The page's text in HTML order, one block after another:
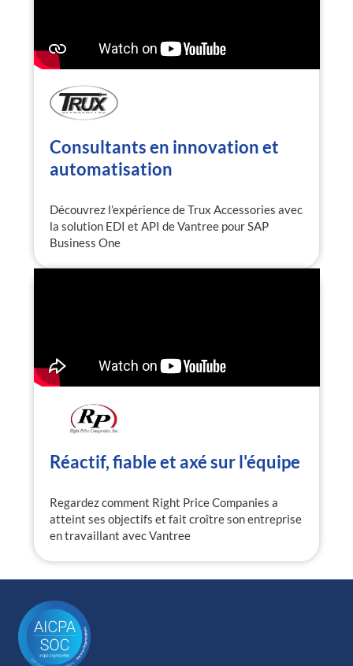
Consultants en innovation et
automatisation
Découvrez l’expérience de Trux Accessories avec
la solution EDI et API de Vantree pour SAP
Business One
Réactif, fiable et axé sur l'équipe
Regardez comment Right Price Companies a
atteint ses objectifs et fait croître son entreprise
en travaillant avec Vantree